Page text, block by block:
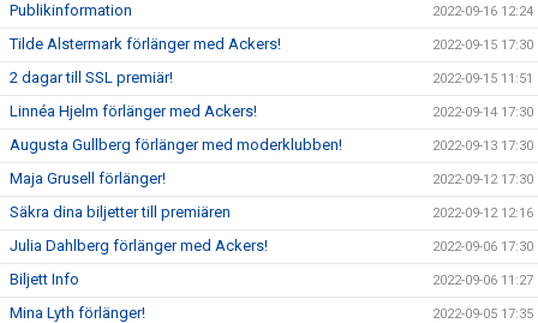
Publikinformation 2022-09-16 12:24
Tilde Alstermark förlänger med Ackers! 2022-09-15 17:30
2 dagar till SSL premiär! 2022-09-15 11:51
Linnéa Hjelm förlänger med Ackers! 2022-09-14 17:30
Augusta Gullberg förlänger med moderklubben! 2022-09-13 17:30
Maja Grusell förlänger! 2022-09-12 17:30
Säkra dina biljetter till premiären 2022-09-12 12:16
Julia Dahlberg förlänger med Ackers! 2022-09-06 17:30
Biljett Info 2022-09-06 11:27
Mina Lyth förlänger! 2022-09-05 17:35